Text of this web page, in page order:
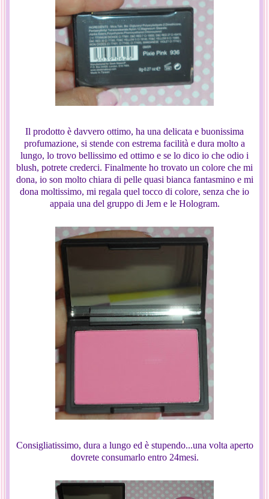
Il prodotto è davvero ottimo, ha una delicata e buonissima
profumazione, si stende con estrema facilità e dura molto a
lungo, lo trovo bellissimo ed ottimo e se lo dico io che odio i
blush, potrete crederci. Finalmente ho trovato un colore che mi
dona, io son molto chiara di pelle quasi bianca fantasmino e mi
dona moltissimo, mi regala quel tocco di colore, senza che io
appaia una del gruppo di Jem e le Hologram.
Consigliatissimo, dura a lungo ed è stupendo...una volta aperto
dovrete consumarlo entro 24mesi.